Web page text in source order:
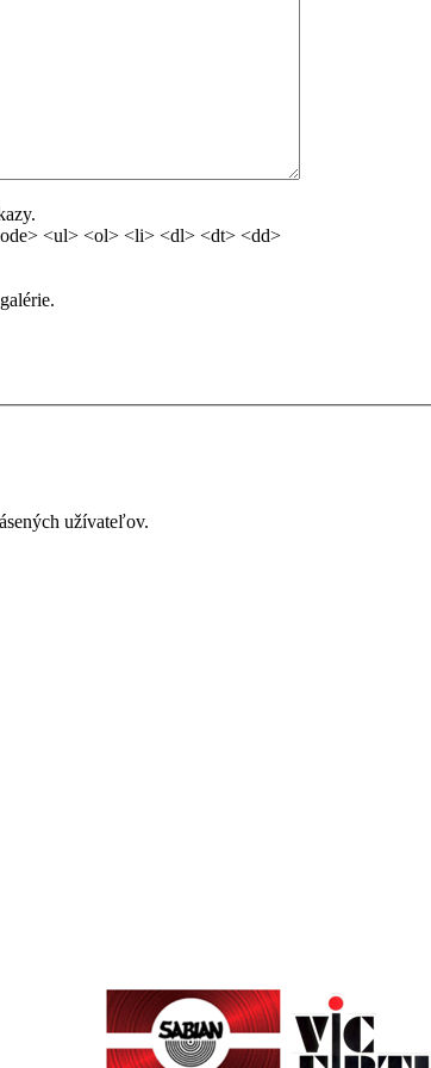
<ul> <ol> <li> <dl> <dt> <dd>
užívateľov.